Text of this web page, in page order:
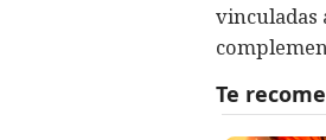
vinculadas